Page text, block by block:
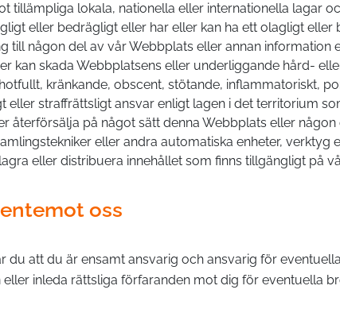
tillämpliga lokala, nationella eller internationella lagar
eller bedrägligt eller har eller kan ha ett olagligt eller
till någon del av vår Webbplats eller annan information
kan skada Webbplatsens eller underliggande hård-
kränkande, obscent, stötande, inflammatoriskt,
eller straffrättsligt ansvar enligt lagen i det territorium
återförsälja på något sätt denna Webbplats eller
eller andra automatiska enheter,
eller distribuera innehållet som finns tillgängligt på
oss
du att du är ensamt ansvarig och ansvarig för
inleda rättsliga förfaranden mot dig för eventuella